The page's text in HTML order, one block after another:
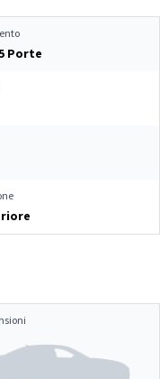
Porte